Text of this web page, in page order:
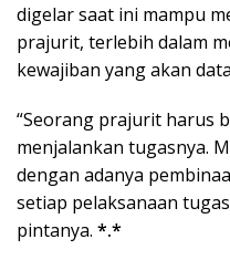
digelar saat ini mampu
prajurit, terlebih dalam
kewajiban yang akan
“Seorang prajurit harus
menjalankan tugasnya.
dengan adanya
setiap pelaksanaan
pintanya. *.*